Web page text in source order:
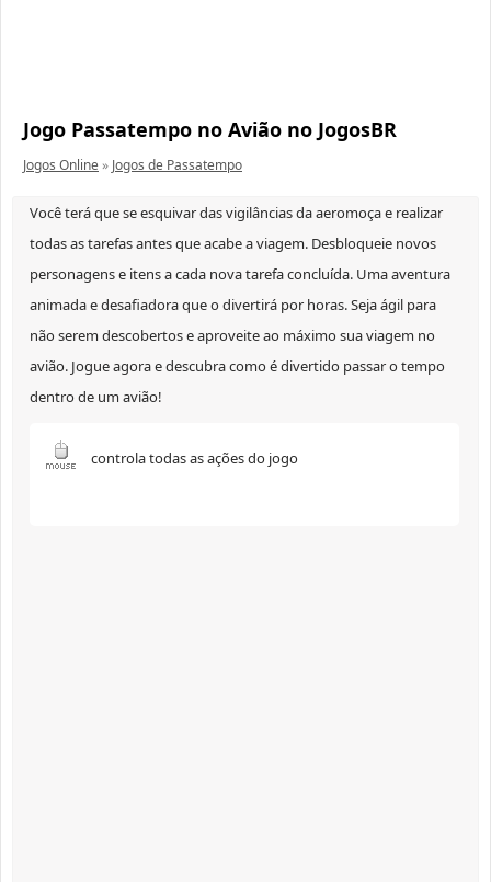
Jogo Passatempo no Avião no JogosBR
Jogos Online» Jogos de Passatempo
Você terá que se esquivar das vigilâncias da aeromoça e realizar
todas as tarefas antes que acabe a viagem. Desbloqueie novos
personagens e itens a cada nova tarefa concluída. Uma aventura
animada e desafiadora que o divertirá por horas. Seja ágil para
não serem descobertos e aproveite ao máximo sua viagem no
avião. Jogue agora e descubra como é divertido passar o tempo
dentro de um avião!
controla todas as ações do jogo